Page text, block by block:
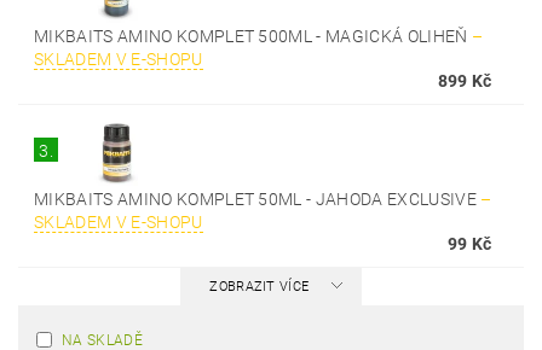
MIKBAITS AMINO KOMPLET 500ML - MAGICKÁ OLIHEŇ –
SKLADEM V E-SHOPU
899 Kč
3.
MIKBAITS AMINO KOMPLET 50ML - JAHODA EXCLUSIVE –
SKLADEM V E-SHOPU
99 Kč
ZOBRAZIT VÍCE
NA SKLADĚ